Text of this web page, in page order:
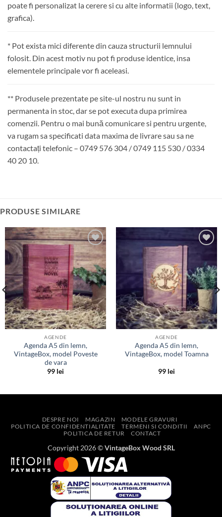
poate fi personalizat la cerere si cu alte informatii (logo, text,
grafica).
* Pot exista mici diferente din cauza structurii lemnului
folosit. Din acest motiv nu pot fi produse identice, insa
elementele principale vor fi aceleasi.
** Produsele prezentate pe site-ul nostru nu sunt in
permanenta in stoc, dar se pot executa dupa primirea
comenzii. Pentru o mai bună comunicare si pentru urgente,
va rugam sa specificati data maxima de livrare sau sa ne
contactați telefonic – 0749 576 304 / 0749 115 530 / 0334
40 20 10.
PRODUSE SIMILARE
Adauga
in lista
de
dorinte
AGENDE
Agenda A5 din lemn,
VintageBox, model Poveste
de vara
99 lei
de
dorinte
AGENDE
Agenda A5 din lemn,
VintageBox, model Toamna
99 lei
DESPRE NOI MAGAZIN
MODELE GRAVURI
POLITICA DE CONFIDENTIALITATE
TERMENI SI CONDITII
ANPC
POLITICA DE RETUR
CONTACT
Copyright 2026 ©VintageBox Wood SRL